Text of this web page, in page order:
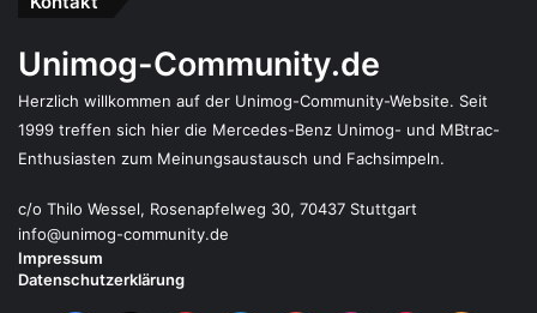
Unimog-Community.de
Herzlich willkommen auf der Unimog-Community-Website. Seit
1999 treffen sich hier die Mercedes-Benz Unimog- und MBtrac-
Enthusiasten zum Meinungsaustausch und Fachsimpeln.
c/o Thilo Wessel, Rosenapfelweg 30, 70437 Stuttgart
info@unimog-community.de
Impressum
Datenschutzerklärung